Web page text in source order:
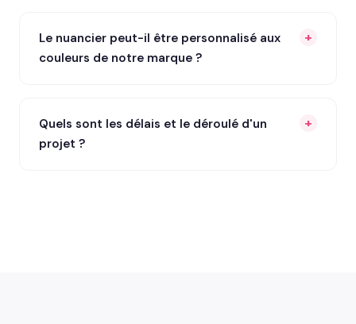
Le nuancier peut-il être personnalisé aux
couleurs de notre marque ?
Quels sont les délais et le déroulé d'un
projet ?